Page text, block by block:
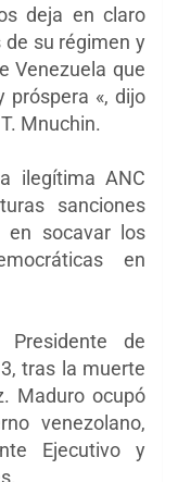
deja en claro
su régimen y
Venezuela que
próspera «, dijo
Mnuchin.
ilegítima ANC
sanciones
en socavar los
en
de
tras la muerte
Maduro ocupó
venezolano,
Ejecutivo y